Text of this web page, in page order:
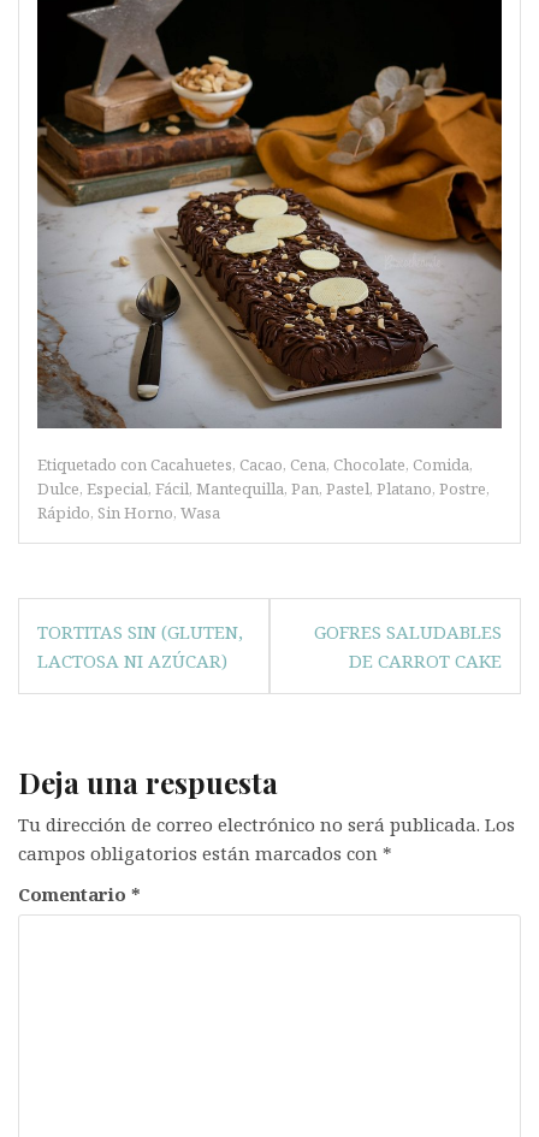
Etiquetado con Cacahuetes, Cacao, Cena, Chocolate, Comida,
Dulce, Especial, Fácil, Mantequilla, Pan, Pastel, Platano, Postre,
Rápido, Sin Horno, Wasa
Navegación
de
entradas
TORTITAS SIN (GLUTEN,
LACTOSA NI AZÚCAR)
GOFRES SALUDABLES
DE CARROT CAKE
Deja una respuesta
Tu dirección de correo electrónico no será publicada. Los
campos obligatorios están marcados con *
Comentario *